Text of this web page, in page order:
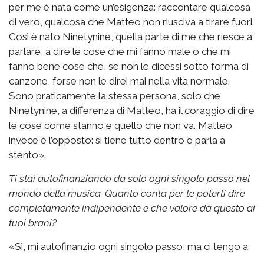
per me è nata come un’esigenza: raccontare qualcosa
di vero, qualcosa che Matteo non riusciva a tirare fuori.
Così è nato Ninetynine, quella parte di me che riesce a
parlare, a dire le cose che mi fanno male o che mi
fanno bene cose che, se non le dicessi sotto forma di
canzone, forse non le direi mai nella vita normale.
Sono praticamente la stessa persona, solo che
Ninetynine, a differenza di Matteo, ha il coraggio di dire
le cose come stanno e quello che non va. Matteo
invece è l’opposto: si tiene tutto dentro e parla a
stento».
Ti stai autofinanziando da solo ogni singolo passo nel
mondo della musica. Quanto conta per te poterti dire
completamente indipendente e che valore dà questo ai
tuoi brani?
«Sì, mi autofinanzio ogni singolo passo, ma ci tengo a